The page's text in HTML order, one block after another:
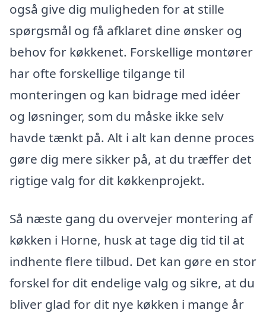
også give dig muligheden for at stille
spørgsmål og få afklaret dine ønsker og
behov for køkkenet. Forskellige montører
har ofte forskellige tilgange til
monteringen og kan bidrage med idéer
og løsninger, som du måske ikke selv
havde tænkt på. Alt i alt kan denne proces
gøre dig mere sikker på, at du træffer det
rigtige valg for dit køkkenprojekt.
Så næste gang du overvejer montering af
køkken i Horne, husk at tage dig tid til at
indhente flere tilbud. Det kan gøre en stor
forskel for dit endelige valg og sikre, at du
bliver glad for dit nye køkken i mange år